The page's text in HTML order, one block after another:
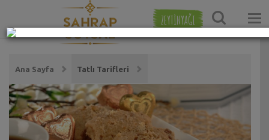
ZEYTİNYAĞI
Ana Sayfa Tatlı Tarifleri